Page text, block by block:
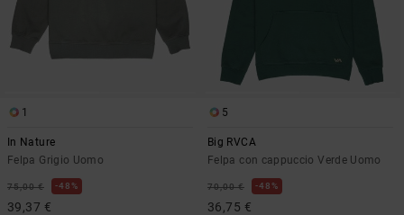
1
In Nature
Felpa Grigio Uomo
75,00 € 48%
39,37 €
5
Big RVCA
Felpa con cappuccio Verde Uomo
70,00 € 48%
36,75 €